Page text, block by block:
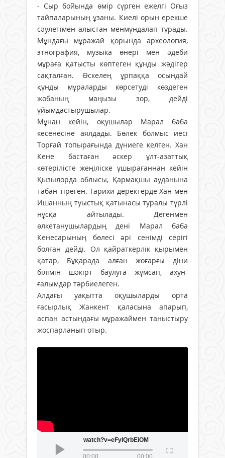
- Сыр бойында өмір сүрген ежелгі Оғыз
тайпаларының ұзаны. Киелі орын ерекше
сәулетімен алыстан менмұндалап тұрады.
Мұндағы мұражай қорында археология,
этнография, музыка өнері мен әдеби
мұраға қатысты көптеген құнды жәдігер
сақталған. Өскелең ұрпаққа осындай
құнды мұраларды көрсетуді көздеген
жобаның маңызы зор, дейді
ұйымдастырушылар.
Мұнан кейін, оқушылар Марал баба
кесенесіне аялдады. Бөлек болмыс иесі
Торғай топырағында дүниеге келген. Хан
Кене бастаған әскер ұлт-азаттық
көтерілісте жеңіліске ұшырағаннан кейін
Қызылорда облысы, Қармақшы ауданына
табан тіреген. Тарихи деректерде Хан мен
Ишанның туыстық қатынасы туралы түрлі
нұсқа айтылады. Дегенмен
өлкетанушылардың дені Марал баба
Кенесарының бөлесі әрі сенімді серігі
болған дейді. Ол қайраткерлік қырымен
қатар, Бұқарада алған жоғарғы діни
білімін шәкірт баулуға жұмсап, ахун-
ғалымдар тәрбиелеген.
Алдағы уақытта оқушыларды орта
ғасырлық Жанкент қаласына апарып,
аспан астындағы мұражаймен таныстыру
жоспарланып отыр.
watch?v=eFyIQrbEiOM